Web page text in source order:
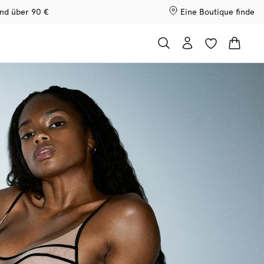
über 90 € Eine Boutique finde